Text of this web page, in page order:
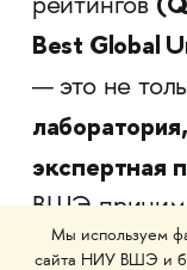
рейтингов
Best Global
— это не
лаборатория,
экспертная
ВШЭ
ключевых
Мы используем
сайта НИУ ВШЭ и